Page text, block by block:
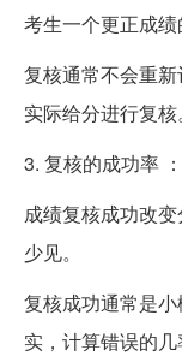
考生一个更正成绩
复核通常不会重
实际给分进行复核。
3. 复核的成功率 ：
成绩复核成功改
少见。
复核成功通常是
实，计算错误的几